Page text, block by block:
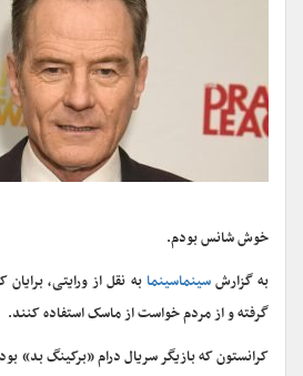
خوش شانس بودم.
به گزارشسینماسینمابه نقل از ورایتی،
گرفته و از مردم خواست از ماسک استفاده کنند.
کرانستون که بازیگر سریال درام «برکینگ بد»